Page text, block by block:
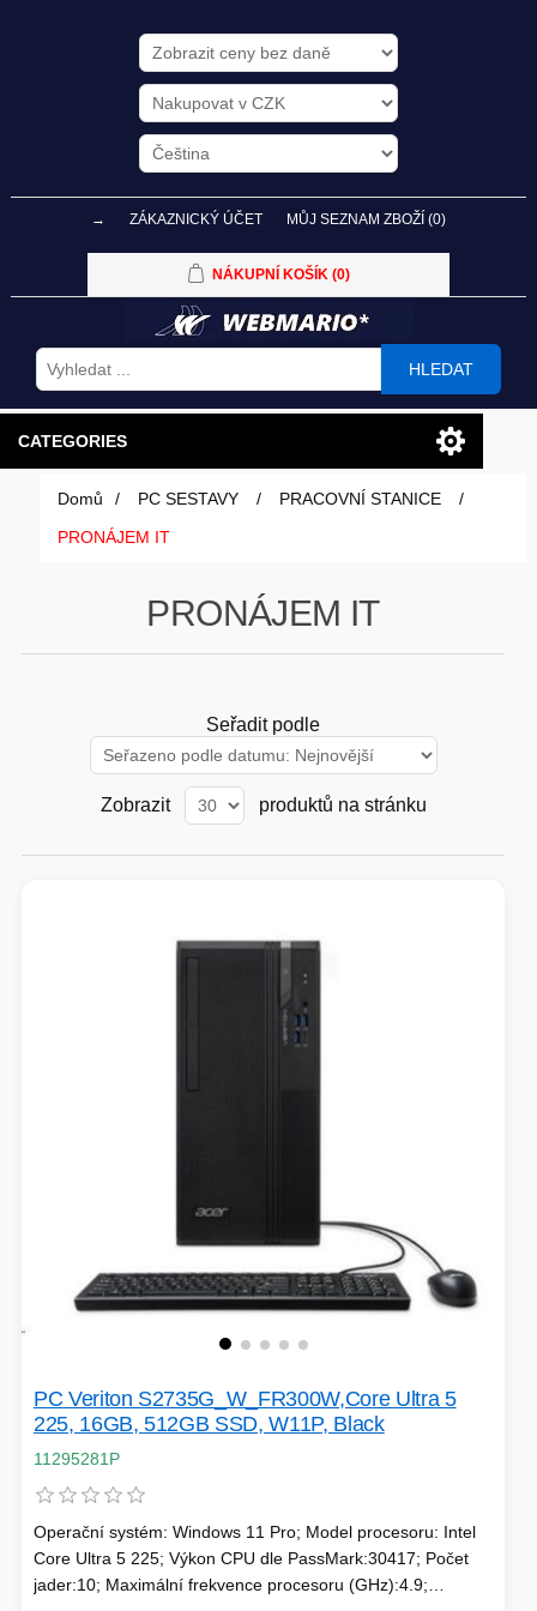
→ ZÁKAZNICKÝ ÚČET MŮJ SEZNAM ZBOŽÍ (0)
NÁKUPNÍ KOŠÍK (0)
HLEDAT
CATEGORIES
PC SESTAVY
PRACOVNÍ STANICE
GRAFICKÉ KARTY
ZÁKLADNÍ DESKY - INTEL
ZABEZPEČENÍ
ZÁRUKY - SLUŽBY
SOHO INTERNÍ DISKY
CHYTRÉ OSVĚTLENÍ
INTERAKTIVNÍ HRAČKY
SÍŤOVÉ PRVKY Pro
Domů / PC SESTAVY / PRACOVNÍ STANICE
/
PRONÁJEM IT
PRONÁJEM IT
Seřadit podle
Zobrazit produktů na stránku
PC Veriton S2735G_W_FR300W,Core Ultra 5
225, 16GB, 512GB SSD, W11P, Black
11295281P
Operační systém: Windows 11 Pro; Model procesoru: Intel
Core Ultra 5 225; Výkon CPU dle PassMark:30417; Počet
jader:10; Maximální frekvence procesoru (GHz):4.9;